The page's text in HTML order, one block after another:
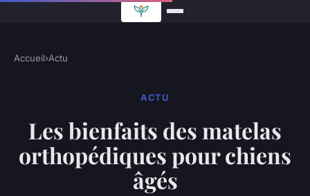
Accueil›Actu
ACTU
Les bienfaits des matelas
orthopédiques pour chiens
âgés